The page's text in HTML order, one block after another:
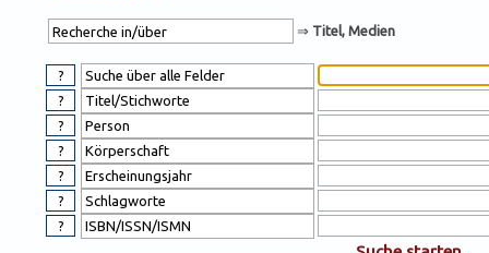
⇒ Titel, Medien